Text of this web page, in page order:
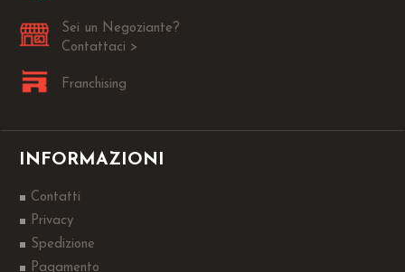
Sei un Negoziante?
Contattaci >
Franchising
INFORMAZIONI
Contatti
Privacy
Spedizione
Pagamento